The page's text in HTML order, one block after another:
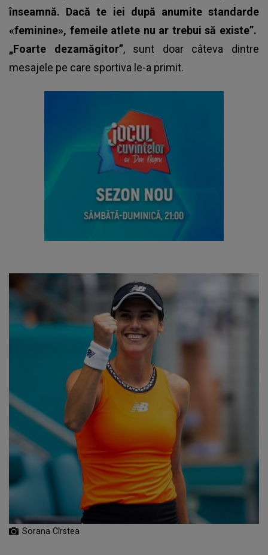
înseamnă. Dacă te iei după anumite standarde
«feminine», femeile atlete nu ar trebui să existe”.
„Foarte dezamăgitor”, sunt doar câteva dintre
mesajele pe care sportiva le-a primit.
Sorana Cîrstea